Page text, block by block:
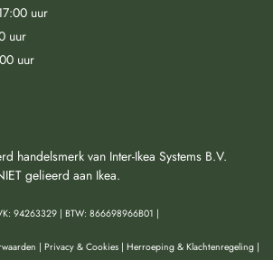
uur
uur
uur
handelsmerk van Inter-Ikea Systems B.V.
gelieerd aan Ikea.
94263329 | BTW: 866698966B01 |
| Privacy & Cookies | Herroeping & Klachtenregeling |